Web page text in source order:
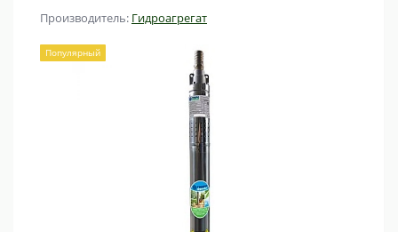
Производитель: Гидроагрегат
Популярный